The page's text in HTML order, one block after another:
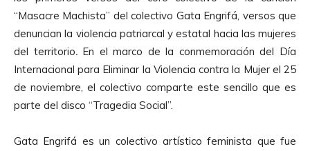
“Masacre Machista” del colectivo Gata Engrifá, versos que
denuncian la violencia patriarcal y estatal hacia las mujeres
del territorio. En el marco de la conmemoración del Día
Internacional para Eliminar la Violencia contra la Mujer el 25
de noviembre, el colectivo comparte este sencillo que es
parte del disco “Tragedia Social”.
Gata Engrifá es un colectivo artístico feminista que fue